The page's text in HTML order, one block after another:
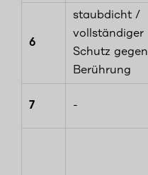
6
staubdicht /
vollständiger
Schutz gegen
Berührung
7 -